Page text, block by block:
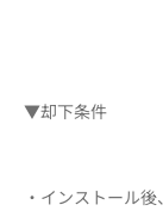
▼却下条件
・インストール